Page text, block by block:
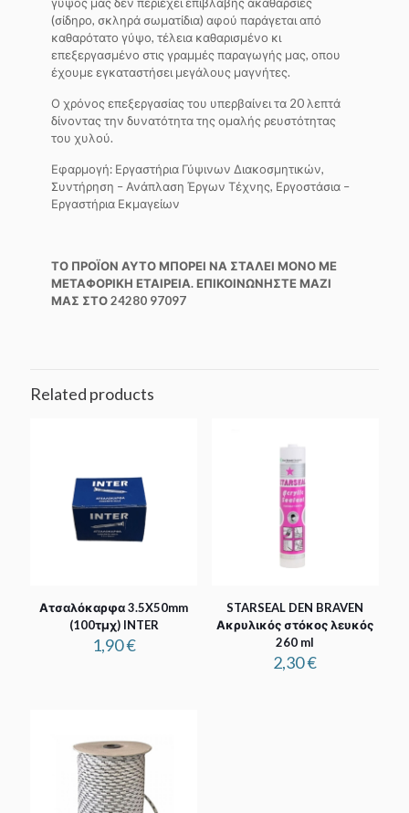
(σίδηρο, σκληρά σωματίδια) αφού παράγεται από
καθαρότατο γύψο, τέλεια καθαρισμένο κι
επεξεργασμένο στις γραμμές παραγωγής μας, οπου
έχουμε εγκαταστήσει μεγάλους μαγνήτες.
Ο χρόνος επεξεργασίας του υπερβαίνει τα 20 λεπτά
δίνοντας την δυνατότητα της ομαλής ρευστότητας
του χυλού.
Εφαρμογή: Εργαστήρια Γύψινων Διακοσμητικών,
Συντήρηση – Ανάπλαση Έργων Τέχνης, Εργοστάσια –
Εργαστήρια Εκμαγείων
ΤΟ ΠΡΟΪΟΝ ΑΥΤΟ ΜΠΟΡΕΙ ΝΑ ΣΤΑΛΕΙ ΜΟΝΟ ΜΕ
ΜΕΤΑΦΟΡΙΚΗ ΕΤΑΙΡΕΙΑ. ΕΠΙΚΟΙΝΩΝΗΣΤΕ ΜΑΖΙ
ΜΑΣ ΣΤΟ 24280 97097
Related products
Ατσαλόκαρφα 3.5X50mm
(100τμχ) INTER
1,90€
STARSEAL DEN BRAVEN
Ακρυλικός στόκος λευκός
260 ml
2,30€